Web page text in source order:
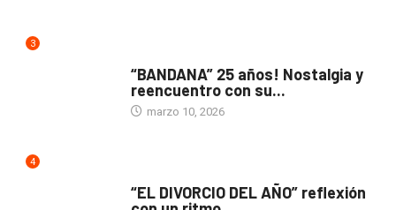
3
“BANDANA” 25 años! Nostalgia y
reencuentro con su...
marzo 10, 2026
4
“EL DIVORCIO DEL AÑO” reflexión